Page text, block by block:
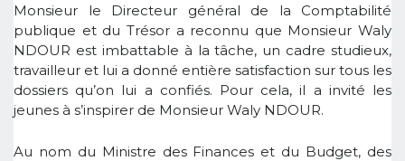
Monsieur le Directeur général de la Comptabilité
publique et du Trésor a reconnu que Monsieur Waly
NDOUR est imbattable à la tâche, un cadre studieux,
travailleur et lui a donné entière satisfaction sur tous les
dossiers qu’on lui a confiés. Pour cela, il a invité les
jeunes à s’inspirer de Monsieur Waly NDOUR.
Au nom du Ministre des Finances et du Budget, des